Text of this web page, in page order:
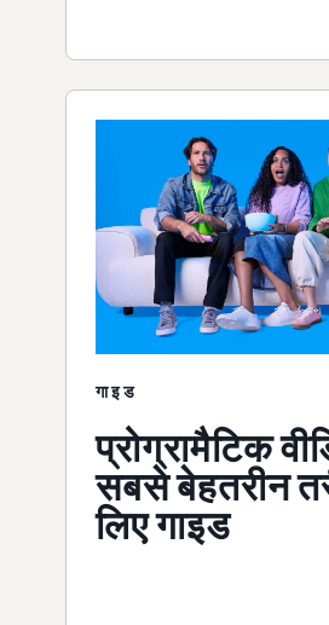
गाइड
प्रोग्रामैटिक
सबसे बेहतरीन
लिए गाइड